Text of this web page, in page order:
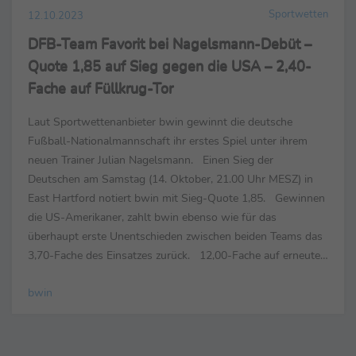
12.10.2023 Sportwetten
DFB-Team Favorit bei Nagelsmann-Debüt –
Quote 1,85 auf Sieg gegen die USA – 2,40-
Fache auf Füllkrug-Tor
Laut Sportwettenanbieter bwin gewinnt die deutsche
Fußball-Nationalmannschaft ihr erstes Spiel unter ihrem
neuen Trainer Julian Nagelsmann. Einen Sieg der
Deutschen am Samstag (14. Oktober, 21.00 Uhr MESZ) in
East Hartford notiert bwin mit Sieg-Quote 1,85. Gewinnen
die US-Amerikaner, zahlt bwin ebenso wie für das
überhaupt erste Unentschieden zwischen beiden Teams das
3,70-Fache des Einsatzes zurück. 12,00-Fache auf erneutes
bwin